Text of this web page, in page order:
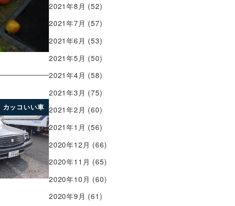
カッコいい車
2021年8月 (52)
2021年7月 (57)
2021年6月 (53)
2021年5月 (50)
2021年4月 (58)
2021年3月 (75)
2021年2月 (60)
2021年1月 (56)
2020年12月 (66)
2020年11月 (65)
2020年10月 (60)
2020年9月 (61)